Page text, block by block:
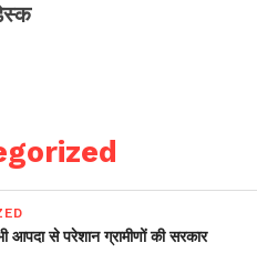
आपदा से परेशान ग्रामीणों की सरकार